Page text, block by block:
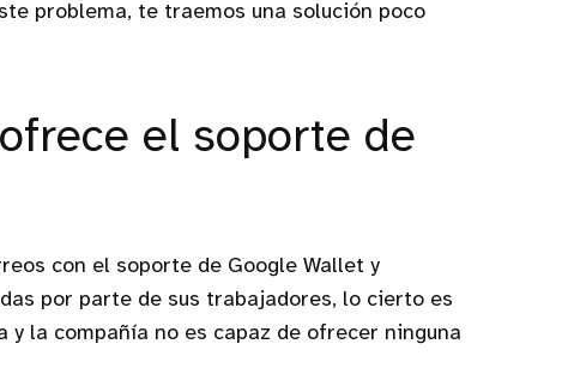
problema, te traemos una solución poco
el soporte de
con el soporte de Google Wallet y
por parte de sus trabajadores, lo cierto es
y la compañía no es capaz de ofrecer ninguna